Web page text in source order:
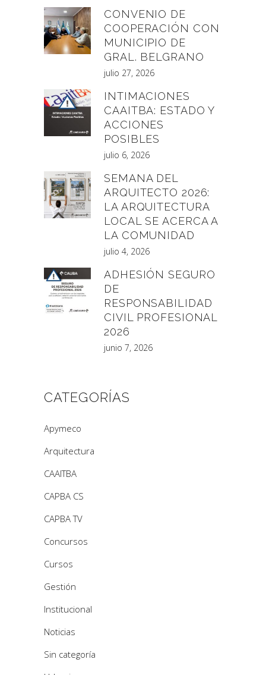
CONVENIO DE
COOPERACIÓN CON
MUNICIPIO DE
GRAL. BELGRANO
julio 27, 2026
INTIMACIONES
CAAITBA: ESTADO Y
ACCIONES
POSIBLES
julio 6, 2026
SEMANA DEL
ARQUITECTO 2026:
LA ARQUITECTURA
LOCAL SE ACERCA A
LA COMUNIDAD
julio 4, 2026
ADHESIÓN SEGURO
DE
RESPONSABILIDAD
CIVIL PROFESIONAL
2026
junio 7, 2026
CATEGORÍAS
Apymeco
Arquitectura
CAAITBA
CAPBA CS
CAPBA TV
Concursos
Cursos
Gestión
Institucional
Noticias
Sin categoría